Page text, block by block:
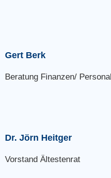
Gert Berk
Beratung Finanzen/ Personal
Dr. Jörn Heitger
Vorstand Ältestenrat